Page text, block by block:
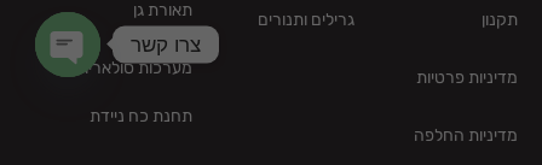
תקנון
מדיניות פרטיות
מדיניות החלפה
גרילים ותנורים תאורת גן
מערכות סולאריות –
תחנת כח ניידת
צרו קשר